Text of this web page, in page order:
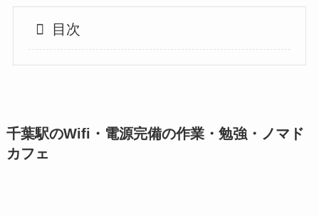
目次
千葉駅のWifi・電源完備の作業・勉強・ノマド
カフェ